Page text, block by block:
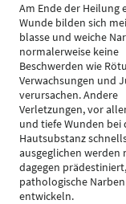
Am Ende der Heilung
Wunde bilden sich
blasse und weiche
normalerweise keine
Beschwerden wie
Verwachsungen und
verursachen. Andere
Verletzungen, vor
und tiefe Wunden bei
Hautsubstanz
ausgeglichen werden
dagegen prädestiniert,
pathologische
entwickeln.